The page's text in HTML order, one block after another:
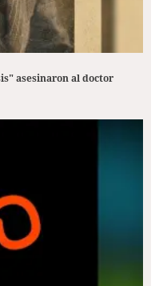
asesinaron al doctor